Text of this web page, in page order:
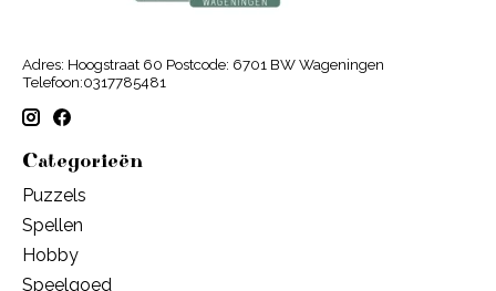
Adres: Hoogstraat 60 Postcode: 6701 BW Wageningen
Telefoon:0317785481
Categorieën
Puzzels
Spellen
Hobby
Speelgoed